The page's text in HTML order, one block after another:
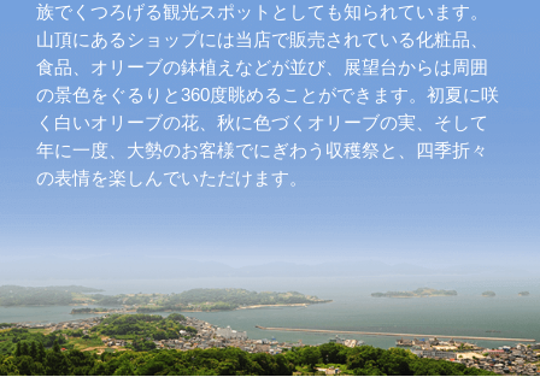
族でくつろげる観光スポットとしても知られています。
山頂にあるショップには当店で販売されている化粧品、
食品、オリーブの鉢植えなどが並び、展望台からは周囲
の景色をぐるりと360度眺めることができます。初夏に咲
く白いオリーブの花、秋に色づくオリーブの実、そして
年に一度、大勢のお客様でにぎわう収穫祭と、四季折々
の表情を楽しんでいただけます。